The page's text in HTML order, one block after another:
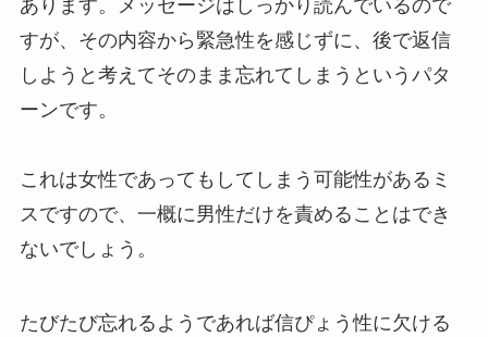
あります。メッセージはしっかり読んでいるので
すが、その内容から緊急性を感じずに、後で返信
しようと考えてそのまま忘れてしまうというパタ
ーンです。
これは女性であってもしてしまう可能性があるミ
スですので、一概に男性だけを責めることはでき
ないでしょう。
たびたび忘れるようであれば信ぴょう性に欠ける